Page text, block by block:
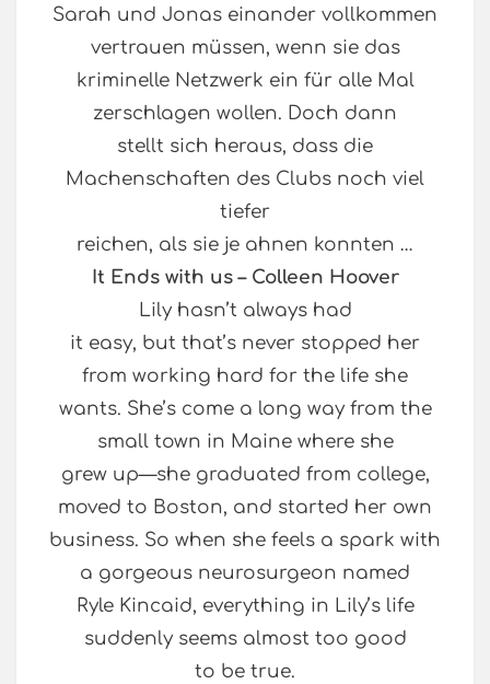
Sarah und Jonas einander vollkommen
vertrauen müssen, wenn sie das
kriminelle Netzwerk ein für alle Mal
zerschlagen wollen. Doch dann
stellt sich heraus, dass die
Machenschaften des Clubs noch viel
tiefer
reichen, als sie je ahnen konnten …
It Ends with us – Colleen Hoover
Lily hasn’t always had
it easy, but that’s never stopped her
from working hard for the life she
wants. She’s come a long way from the
small town in Maine where she
grew up—she graduated from college,
moved to Boston, and started her own
business. So when she feels a spark with
a gorgeous neurosurgeon named
Ryle Kincaid, everything in Lily’s life
suddenly seems almost too good
to be true.